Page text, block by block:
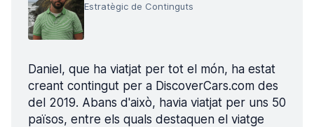
Estratègic de Continguts
Daniel, que ha viatjat per tot el món, ha estat
creant contingut per a DiscoverCars.com des
del 2019. Abans d'això, havia viatjat per uns 50
països, entre els quals destaquen el viatge